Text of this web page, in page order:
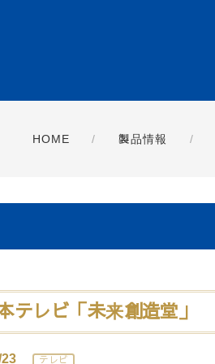
HOME 製品情報
テレビ「未来創造堂」
テレビ